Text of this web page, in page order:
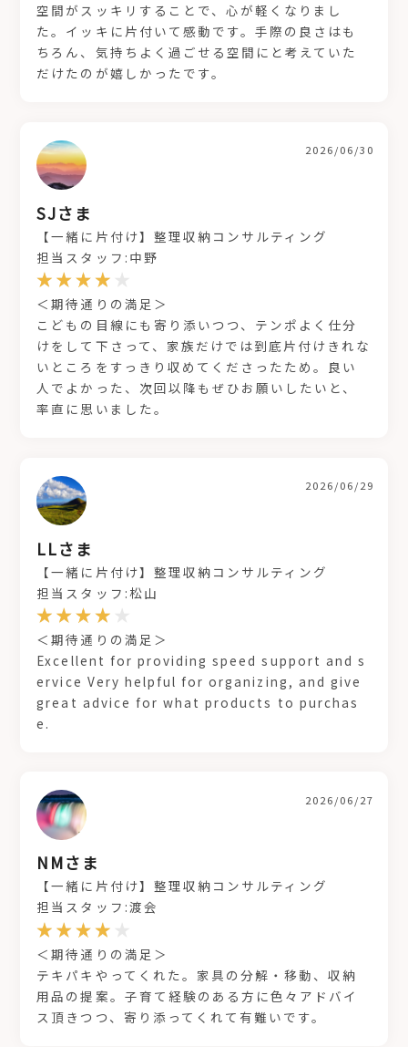
空間がスッキリすることで、心が軽くなりまし
た。イッキに片付いて感動です。手際の良さはも
ちろん、気持ちよく過ごせる空間にと考えていた
だけたのが嬉しかったです。
SJさま
2026/06/30
【一緒に片付け】整理収納コンサルティング
担当スタッフ:中野
＜期待通りの満足＞
こどもの目線にも寄り添いつつ、テンポよく仕分
けをして下さって、家族だけでは到底片付けきれな
いところをすっきり収めてくださったため。良い
人でよかった、次回以降もぜひお願いしたいと、
率直に思いました。
LLさま
2026/06/29
【一緒に片付け】整理収納コンサルティング
担当スタッフ:松山
＜期待通りの満足＞
Excellent for providing speed support and s
ervice Very helpful for organizing, and give
great advice for what products to purchas
e.
NMさま
2026/06/27
【一緒に片付け】整理収納コンサルティング
担当スタッフ:渡会
＜期待通りの満足＞
テキパキやってくれた。家具の分解・移動、収納
用品の提案。子育て経験のある方に色々アドバイ
ス頂きつつ、寄り添ってくれて有難いです。